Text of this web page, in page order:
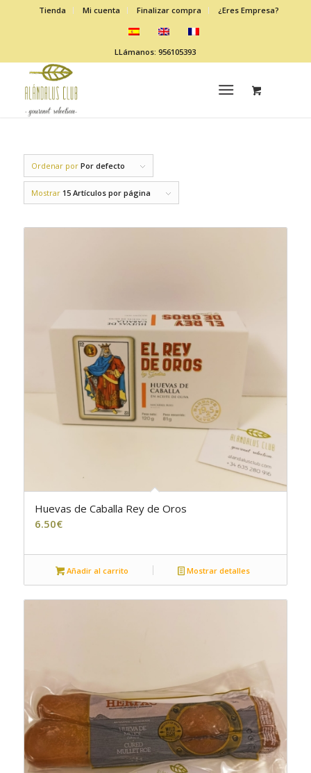
Tienda Mi cuenta Finalizar compra ¿Eres Empresa?
LLámanos: 956105393
Ordenar por Por defecto
Mostrar 15 Artículos por página
Huevas de Caballa Rey de Oros
6.50€
Añadir al carrito Mostrar detalles